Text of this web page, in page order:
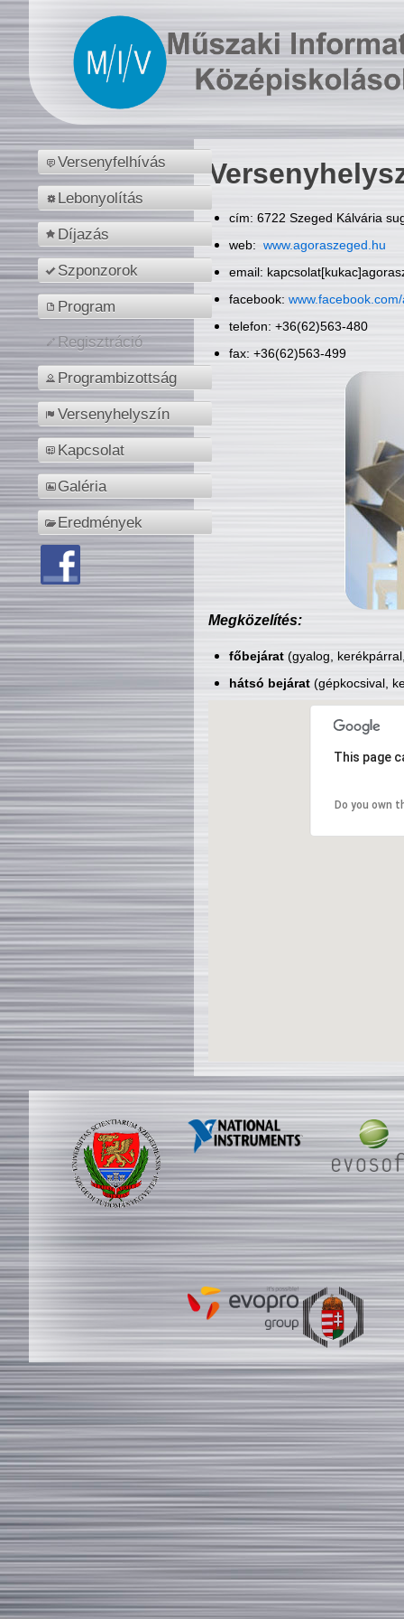
Versenyfelhívás
Lebonyolítás
Díjazás
Szponzorok
Program
Regisztráció
Programbizottság
Versenyhelyszín
Kapcsolat
Galéria
Eredmények
cím: 6722 Szeged Kálvária
web: www.agoraszeged.hu
email:
facebook:
telefon: +36(62)563-480
fax: +36(62)563-499
Megközelítés:
főbejárat(gyalog,
hátsó bejárat(gépkocsival,
This page
Do you own